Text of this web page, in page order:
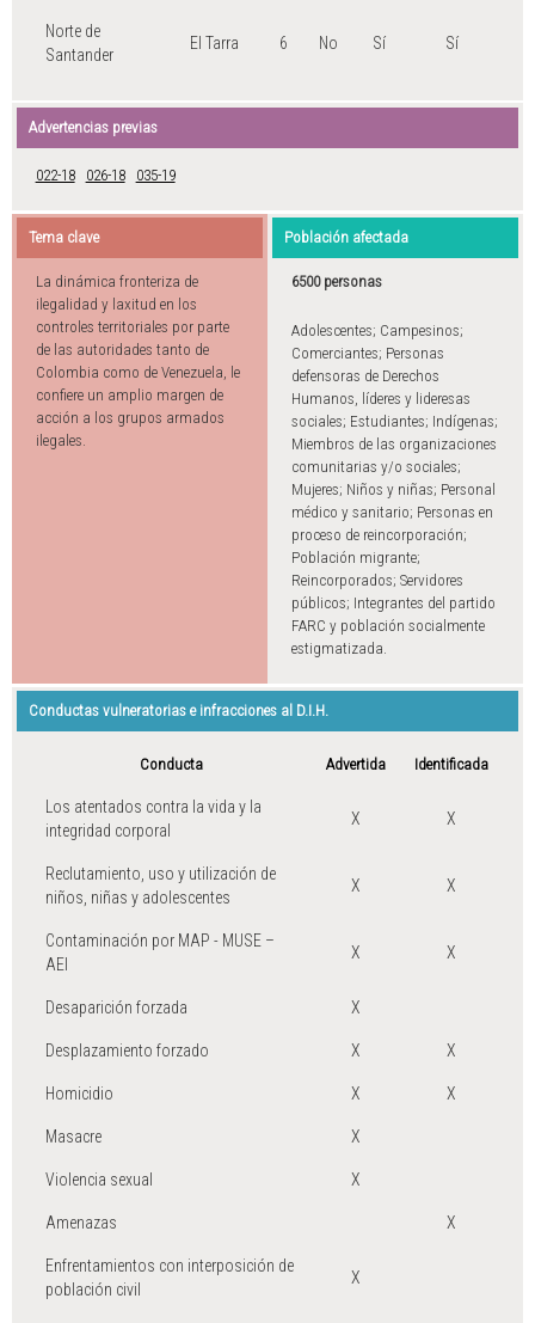
Norte de
Santander
El Tarra 6 No Sí Sí
Advertencias previas
022-18 026-18 035-19
Tema clave
La dinámica fronteriza de
ilegalidad y laxitud en los
controles territoriales por parte
de las autoridades tanto de
Colombia como de Venezuela, le
confiere un amplio margen de
acción a los grupos armados
ilegales.
Población afectada
6500 personas
Adolescentes; Campesinos;
Comerciantes; Personas
defensoras de Derechos
Humanos, líderes y lideresas
sociales; Estudiantes; Indígenas;
Miembros de las organizaciones
comunitarias y/o sociales;
Mujeres; Niños y niñas; Personal
médico y sanitario; Personas en
proceso de reincorporación;
Población migrante;
Reincorporados; Servidores
públicos; Integrantes del partido
FARC y población socialmente
estigmatizada.
Conductas vulneratorias e infracciones al D.I.H.
Conducta Advertida Identificada
Los atentados contra la vida y la
integridad corporal
X X
Reclutamiento, uso y utilización de
niños, niñas y adolescentes
X X
Contaminación por MAP - MUSE –
AEI
X X
Desaparición forzada X
Desplazamiento forzado X X
Homicidio X X
Masacre X
Violencia sexual X
Amenazas X
Enfrentamientos con interposición de
población civil
X